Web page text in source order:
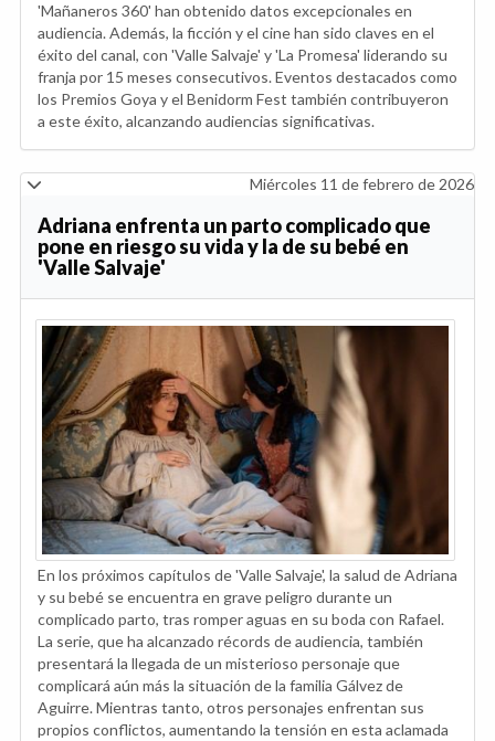
'Mañaneros 360' han obtenido datos excepcionales en
audiencia. Además, la ficción y el cine han sido claves en el
éxito del canal, con 'Valle Salvaje' y 'La Promesa' liderando su
franja por 15 meses consecutivos. Eventos destacados como
los Premios Goya y el Benidorm Fest también contribuyeron
a este éxito, alcanzando audiencias significativas.
Miércoles 11 de febrero de 2026
Adriana enfrenta un parto complicado que
pone en riesgo su vida y la de su bebé en
'Valle Salvaje'
En los próximos capítulos de 'Valle Salvaje', la salud de Adriana
y su bebé se encuentra en grave peligro durante un
complicado parto, tras romper aguas en su boda con Rafael.
La serie, que ha alcanzado récords de audiencia, también
presentará la llegada de un misterioso personaje que
complicará aún más la situación de la familia Gálvez de
Aguirre. Mientras tanto, otros personajes enfrentan sus
propios conflictos, aumentando la tensión en esta aclamada